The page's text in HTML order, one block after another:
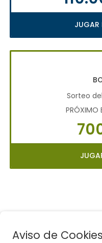
JUGAR
Sorteo
PRÓXIMO
Aviso de Cookies